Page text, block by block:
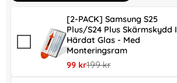
[2-PACK] Samsung S25
Plus/S24 Plus Skärmskydd I
Härdat Glas - Med
Monteringsram
rea pris
99 krtidigare pris
199 kr